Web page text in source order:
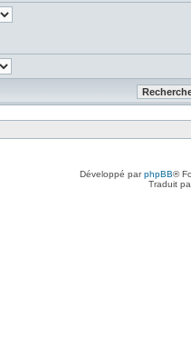
Développé parphpBB®
Traduit